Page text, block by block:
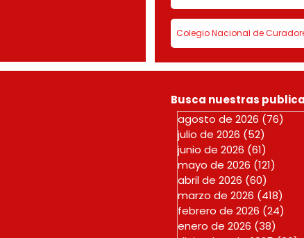
Colegio Nacional de
Busca nuestras
agosto de 2026 (76)
julio de 2026 (52)
junio de 2026 (61)
mayo de 2026 (121)
abril de 2026 (60)
marzo de 2026 (418)
febrero de 2026 (24)
enero de 2026 (38)